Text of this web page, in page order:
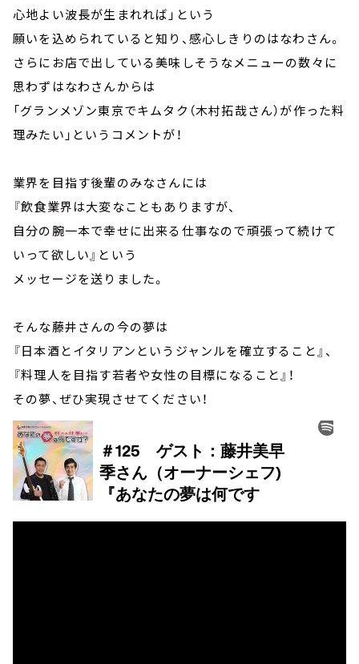
心地よい波長が生まれれば」という
願いを込められていると知り、感心しきりのはなわさん。
さらにお店で出している美味しそうなメニューの数々に
思わずはなわさんからは
「グランメゾン東京でキムタク（木村拓哉さん）が作った料
理みたい」というコメントが！
業界を目指す後輩のみなさんには
『飲食業界は大変なこともありますが、
自分の腕一本で幸せに出来る仕事なので頑張って続けて
いって欲しい』という
メッセージを送りました。
そんな藤井さんの今の夢は
『日本酒とイタリアンというジャンルを確立すること』、
『料理人を目指す若者や女性の目標になること』！
その夢、ぜひ実現させてください！